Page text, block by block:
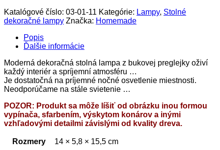
Katalógové číslo: 03-01-11 Kategórie: Lampy, Stolné
dekoračné lampy Značka: Homemade
Popis
Ďalšie informácie
Moderná dekoračná stolná lampa z bukovej preglejky oživí
každý interiér a spríjemní atmosféru …
Je dostatočná na príjemné nočné osvetlenie miestnosti.
Neodporúčame na stále svietenie …
POZOR: Produkt sa môže líšiť od obrázku inou formou
vypínača, sfarbením, výskytom konárov a inými
vzhľadovými detailmi závislými od kvality dreva.
Rozmery 14 × 5,8 × 15,5 cm